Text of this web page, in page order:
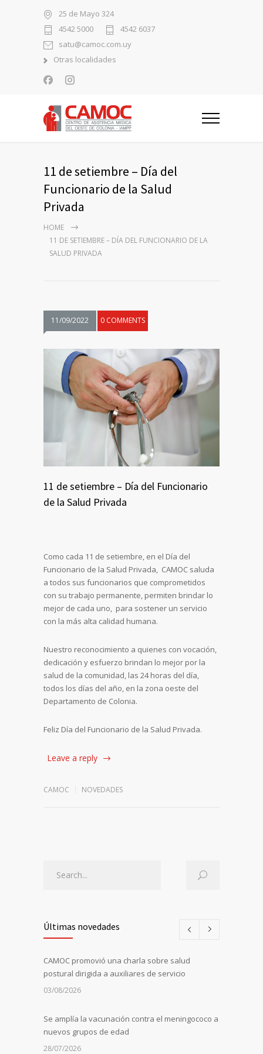
25 de Mayo 324
4542 5000
4542 6037
satu@camoc.com.uy
Otras localidades
11 de setiembre – Día del
Funcionario de la Salud
Privada
HOME
11 DE SETIEMBRE – DÍA DEL FUNCIONARIO DE LA
SALUD PRIVADA
11/09/2022 0 COMMENTS
11 de setiembre – Día del Funcionario
de la Salud Privada
Como cada 11 de setiembre, en el Día del
Funcionario de la Salud Privada, CAMOC saluda
a todos sus funcionarios que comprometidos
con su trabajo permanente, permiten brindar lo
mejor de cada uno, para sostener un servicio
con la más alta calidad humana.
Nuestro reconocimiento a quienes con vocación,
dedicación y esfuerzo brindan lo mejor por la
salud de la comunidad, las 24 horas del día,
todos los días del año, en la zona oeste del
Departamento de Colonia.
Feliz Día del Funcionario de la Salud Privada.
Leave a reply
CAMOC NOVEDADES
Últimas novedades
CAMOC promovió una charla sobre salud
postural dirigida a auxiliares de servicio
03/08/2026
Se amplía la vacunación contra el meningococo a
nuevos grupos de edad
28/07/2026